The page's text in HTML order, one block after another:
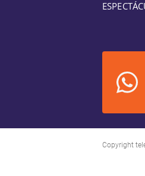
Copyright